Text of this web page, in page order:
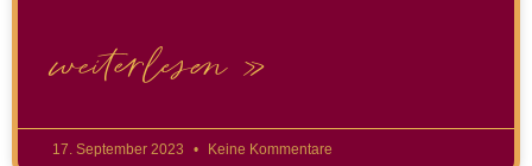
weiterlesen »
17. September 2023 Keine Kommentare